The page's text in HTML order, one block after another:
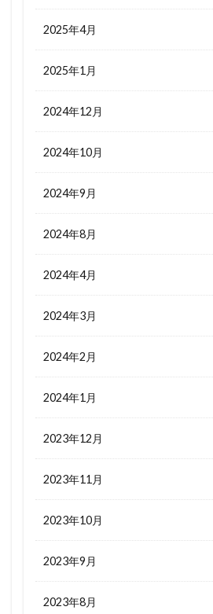
2025年4月
2025年1月
2024年12月
2024年10月
2024年9月
2024年8月
2024年4月
2024年3月
2024年2月
2024年1月
2023年12月
2023年11月
2023年10月
2023年9月
2023年8月